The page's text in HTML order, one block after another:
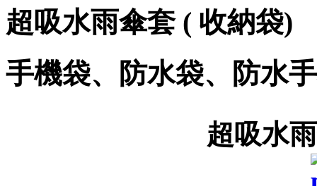
超吸水雨傘套 ( 收納袋)
手機袋、防水袋、防水
超吸水